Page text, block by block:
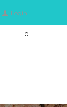
Login
0